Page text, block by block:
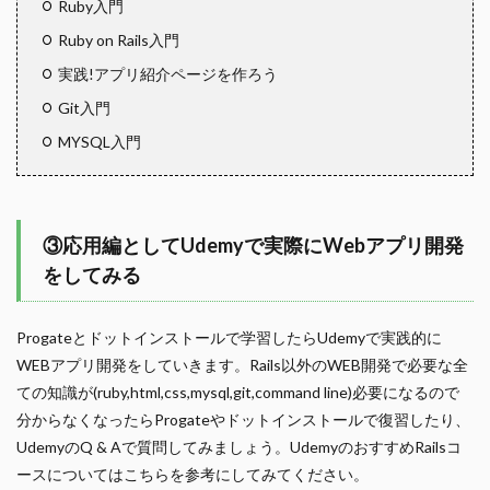
Ruby入門
Ruby on Rails入門
実践!アプリ紹介ページを作ろう
Git入門
MYSQL入門
③応用編としてUdemyで実際にWebアプリ開発
をしてみる
Progateとドットインストールで学習したらUdemyで実践的に
WEBアプリ開発をしていきます。Rails以外のWEB開発で必要な全
ての知識が(ruby,html,css,mysql,git,command line)必要になるので
分からなくなったらProgateやドットインストールで復習したり、
UdemyのQ & Aで質問してみましょう。UdemyのおすすめRailsコ
ースについてはこちらを参考にしてみてください。